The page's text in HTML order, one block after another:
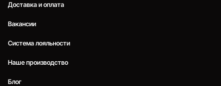
Доставка и оплата
Вакансии
Система лояльности
Наше производство
Блог